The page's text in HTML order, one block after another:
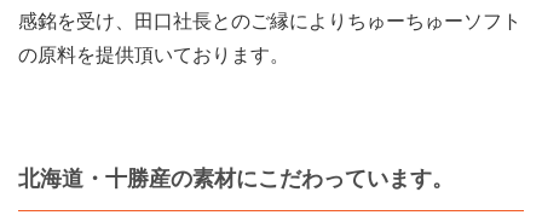
感銘を受け、田口社長とのご縁によりちゅーちゅーソフト
の原料を提供頂いております。
北海道・十勝産の素材にこだわっています。